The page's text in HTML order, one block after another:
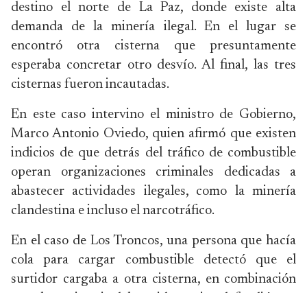
destino el norte de La Paz, donde existe alta
demanda de la minería ilegal. En el lugar se
encontró otra cisterna que presuntamente
esperaba concretar otro desvío. Al final, las tres
cisternas fueron incautadas.
En este caso intervino el ministro de Gobierno,
Marco Antonio Oviedo, quien afirmó que existen
indicios de que detrás del tráfico de combustible
operan organizaciones criminales dedicadas a
abastecer actividades ilegales, como la minería
clandestina e incluso el narcotráfico.
En el caso de Los Troncos, una persona que hacía
cola para cargar combustible detectó que el
surtidor cargaba a otra cisterna, en combinación